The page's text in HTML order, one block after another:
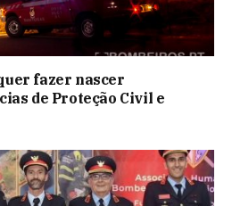
fazer nascer
de Proteção Civil e